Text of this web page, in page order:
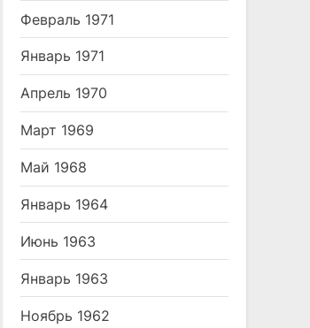
Жертвы атомной бомбы
"КП" Короткой строкой
Февраль 1971
Январь 1971
Апрель 1970
Март 1969
Май 1968
Январь 1964
Июнь 1963
Январь 1963
Ноябрь 1962